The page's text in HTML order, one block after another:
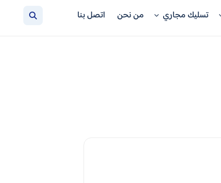
تسليك مجاري من نحن اتصل بنا